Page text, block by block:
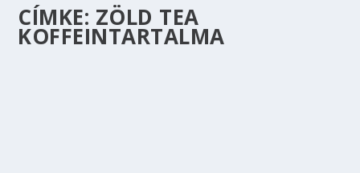
CÍMKE: ZÖLD TEA
KOFFEINTARTALMA